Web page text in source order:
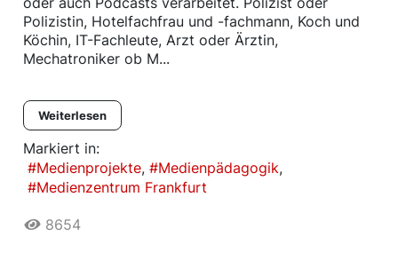
Polizistin, Hotelfachfrau und -fachmann, Koch und
Köchin, IT-Fachleute, Arzt oder Ärztin,
Mechatroniker ob M...
Weiterlesen
Markiert in:
Medienprojekte
Medienpädagogik
Medienzentrum Frankfurt
8654